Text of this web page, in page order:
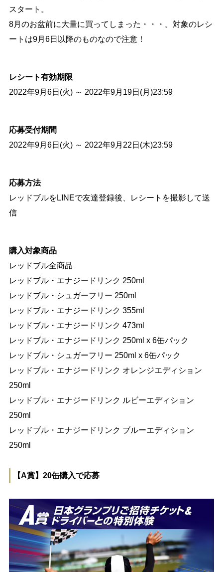
スタート。
8月のお盆前に大量に買ってしまった・・・。対象のレシ
ートは9月6日以降のものなので注意！
レシート有効期限
2022年9月6日(火) ～ 2022年9月19日(月)23:59
応募受付期間
2022年9月6日(火) ～ 2022年9月22日(木)23:59
応募方法
レッドブルをLINEで友達登録後、レシートを撮影して送
信
購入対象商品
レッドブル全商品
レッドブル・エナジードリンク 250ml
レッドブル・シュガーフリー 250ml
レッドブル・エナジードリンク 355ml
レッドブル・エナジードリンク 473ml
レッドブル・エナジードリンク 250ml x 6缶パック
レッドブル・シュガーフリー 250ml x 6缶パック
レッドブル・エナジードリンク オレンジエディション
250ml
レッドブル・エナジードリンク ルビーエディション
250ml
レッドブル・エナジードリンク ブルーエディション
250ml
【A賞】20缶購入で応募